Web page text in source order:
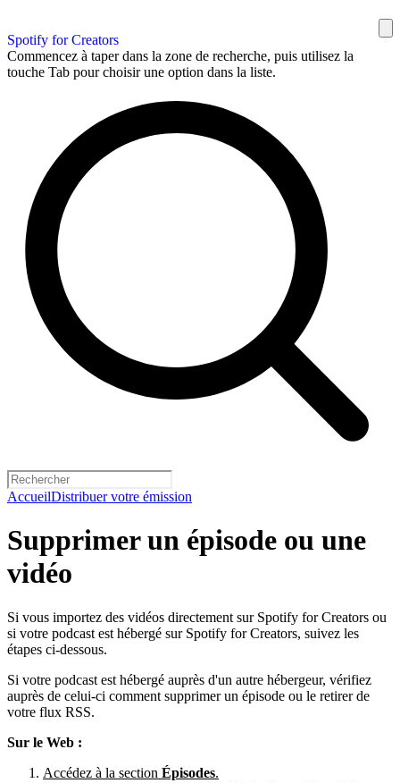
Spotify for Creators
Commencez à taper dans la zone de recherche, puis utilisez la
touche Tab pour choisir une option dans la liste.
AccueilDistribuer votre émission
Supprimer un épisode ou une
vidéo
Si vous importez des vidéos directement sur Spotify for Creators ou
si votre podcast est hébergé sur Spotify for Creators, suivez les
étapes ci-dessous.
Si votre podcast est hébergé auprès d'un autre hébergeur, vérifiez
auprès de celui-ci comment supprimer un épisode ou le retirer de
votre flux RSS.
Sur le Web :
Accédez à la section Épisodes.